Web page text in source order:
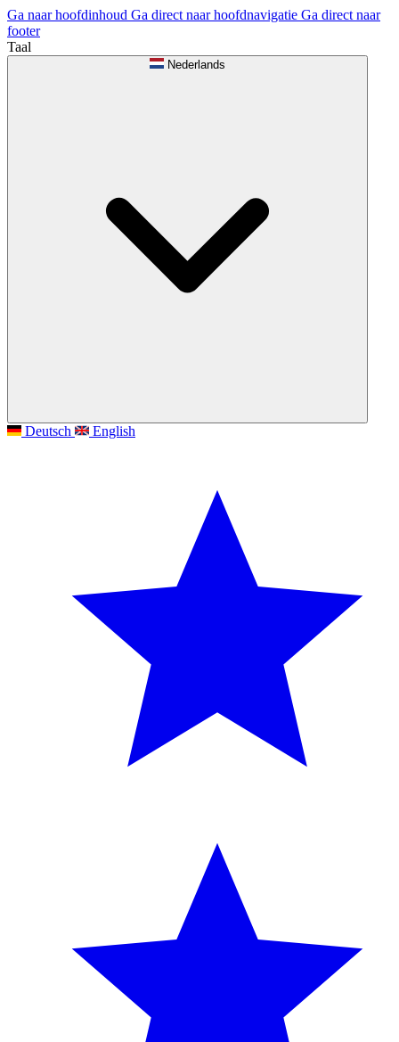
Ga naar hoofdinhoud Ga direct naar hoofdnavigatie Ga direct naar
footer
Taal
Nederlands
Deutsch English